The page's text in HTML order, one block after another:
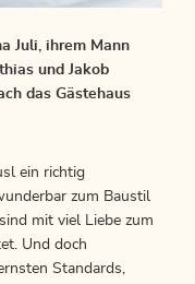
Juli, ihrem Mann
und Jakob
das Gästehaus
ein richtig
zum Baustil
mit viel Liebe zum
Und doch
Standards,